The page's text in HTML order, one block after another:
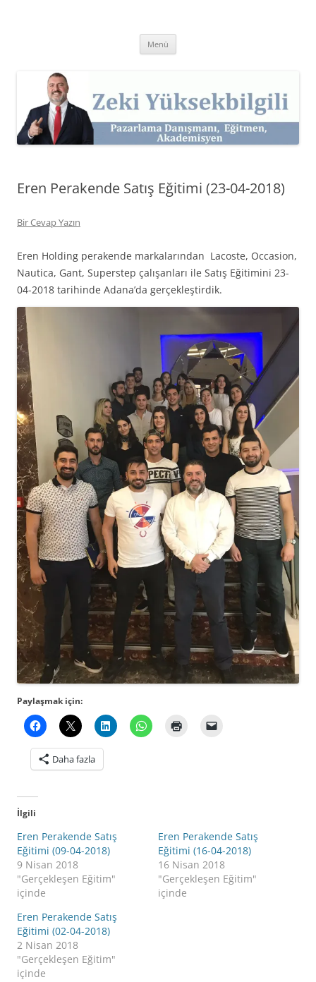
Kişisel Web Sitesi.
Menü
Eren Perakende Satış Eğitimi (23-04-2018)
Bir Cevap Yazın
Eren Holding perakende markalarından Lacoste, Occasion,
Nautica, Gant, Superstep çalışanları ile Satış Eğitimini 23-
04-2018 tarihinde Adana’da gerçekleştirdik.
Paylaşmak için:
Daha fazla
İlgili
Eren Perakende Satış
Eğitimi (09-04-2018)
9 Nisan 2018
"Gerçekleşen Eğitim"
içinde
Eren Perakende Satış
Eğitimi (16-04-2018)
16 Nisan 2018
"Gerçekleşen Eğitim"
içinde
Eren Perakende Satış
Eğitimi (02-04-2018)
2 Nisan 2018
"Gerçekleşen Eğitim"
içinde